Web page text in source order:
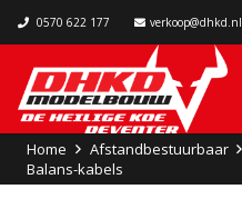
0570 622 177 verkoop@dhkd.nl
Home Afstandbestuurbaar
Balans-kabels